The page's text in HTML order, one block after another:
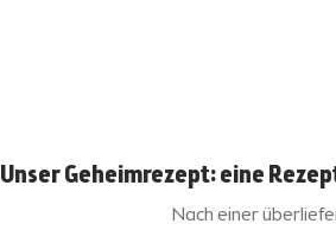
Unser Geheimrezept: eine
Nach einer